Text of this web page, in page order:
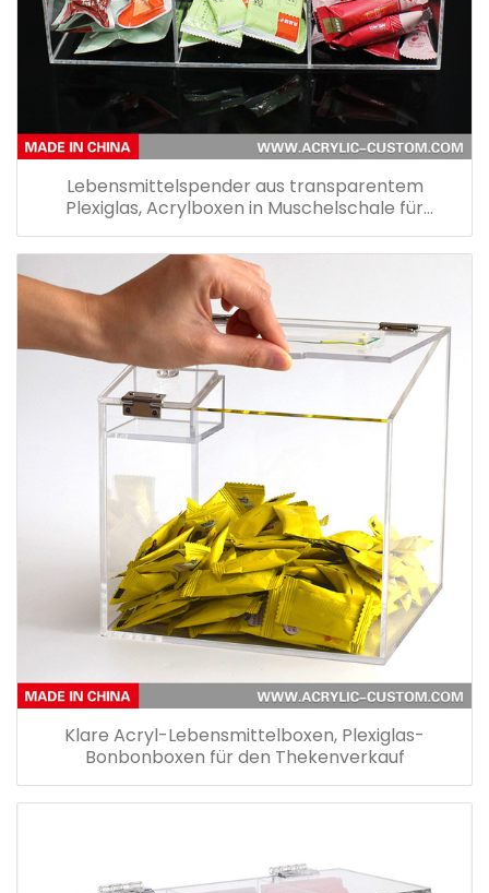
Lebensmittelspender aus transparentem
Plexiglas, Acrylboxen in Muschelschale für
Süßigkeiten
Klare Acryl-Lebensmittelboxen, Plexiglas-
Bonbonboxen für den Thekenverkauf